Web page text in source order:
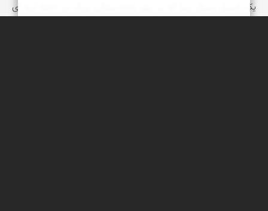
یک فسیل بسیار زیبا که بر روی تخته سنگی بزرگ در دامنه دره ای